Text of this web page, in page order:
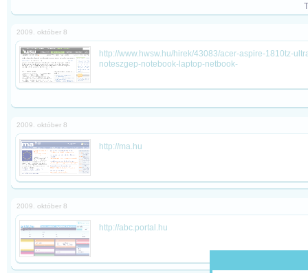
2009. október 8
http://www.hwsw.hu/hirek/43083/acer-aspire-1810tz-
noteszgep-notebook-laptop-netbook-
2009. október 8
http://ma.hu
2009. október 8
http://abc.portal.hu